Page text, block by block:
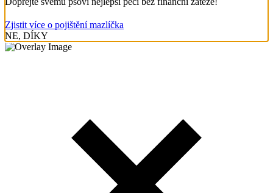
Zjistit více o pojištění mazlíčka
NE, DÍKY